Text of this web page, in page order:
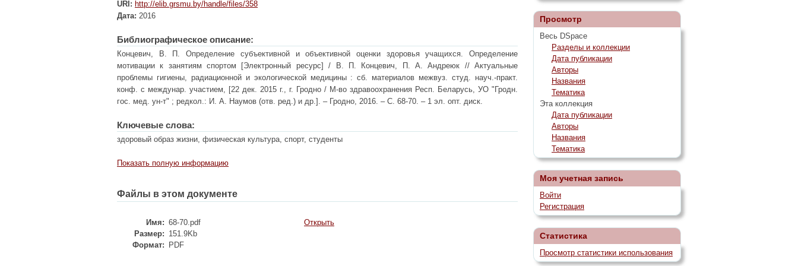
URI: http://elib.grsmu.by/handle/files/358
Дата: 2016
Библиографическое описание:
Концевич, В. П. Определение субъективной и объективной оценки здоровья учащихся. Определение
мотивации к занятиям спортом [Электронный ресурс] / В. П. Концевич, П. А. Андреюк // Актуальные
проблемы гигиены, радиационной и экологической медицины : сб. материалов межвуз. студ. науч.-практ.
конф. с междунар. участием, [22 дек. 2015 г., г. Гродно / М-во здравоохранения Респ. Беларусь, УО "Гродн.
гос. мед. ун-т" ; редкол.: И. А. Наумов (отв. ред.) и др.]. – Гродно, 2016. – С. 68-70. – 1 эл. опт. диск.
Ключевые слова:
здоровый образ жизни, физическая культура, спорт, студенты
Показать полную информацию
Файлы в этом документе
Имя: 68-70.pdf
Размер: 151.9Kb
Формат:
PDF
Открыть
Просмотр
Весь DSpace
Разделы и коллекции
Дата публикации
Авторы
Названия
Тематика
Эта коллекция
Дата публикации
Авторы
Названия
Тематика
Моя учетная запись
Войти
Регистрация
Статистика
Просмотр статистики использования